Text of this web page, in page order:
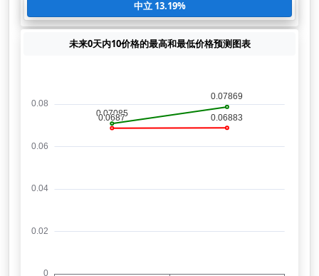
中立 13.19%
未来0天内10价格的最高和最低价格预测图表